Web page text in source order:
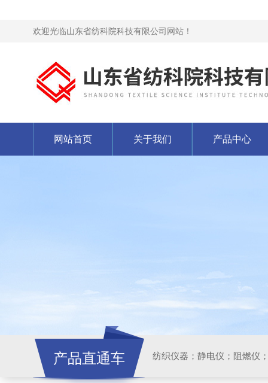
欢迎光临山东省纺科院科技有限公司网站！
网站首页 关于我们 产品中心
产品直通车 纺织仪器；静电仪；阻燃仪